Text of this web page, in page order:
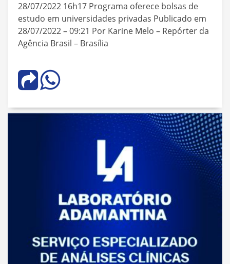
28/07/2022 16h17 Programa oferece bolsas de
estudo em universidades privadas Publicado em
28/07/2022 – 09:21 Por Karine Melo – Repórter da
Agência Brasil – Brasília